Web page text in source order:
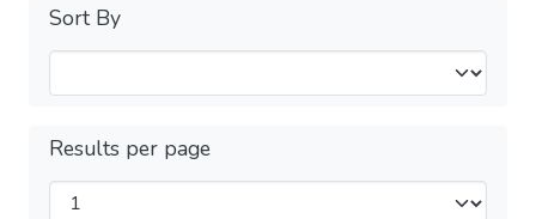
Sort By
Results per page